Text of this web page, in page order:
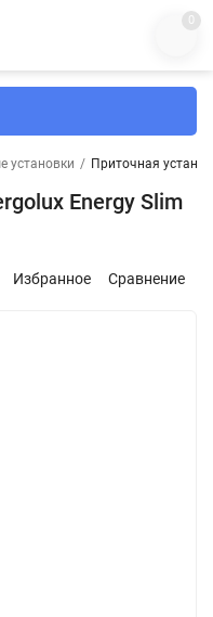
0
установки / Приточная
Energy Slim
Избранное Сравнение